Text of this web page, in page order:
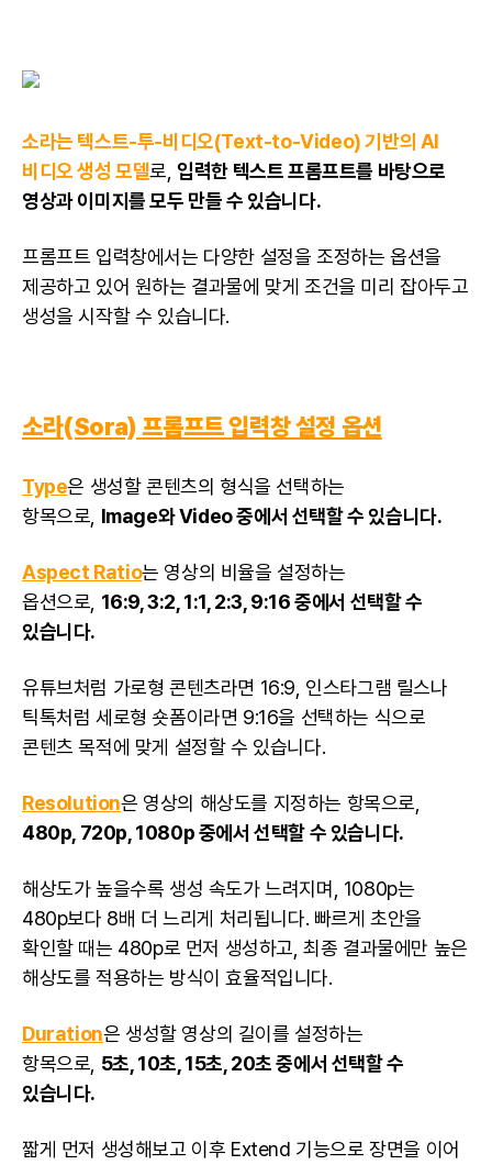
소라는 텍스트-투-비디오(Text-to-Video) 기반의 AI
비디오 생성 모델로,입력한 텍스트 프롬프트를 바탕으로
영상과 이미지를 모두 만들 수 있습니다.
프롬프트 입력창에서는 다양한 설정을 조정하는 옵션을
제공하고 있어 원하는 결과물에 맞게 조건을 미리 잡아두고
생성을 시작할 수 있습니다.
소라(Sora) 프롬프트 입력창 설정 옵션
Type은 생성할 콘텐츠의 형식을 선택하는
항목으로, Image와 Video 중에서 선택할 수 있습니다.
Aspect Ratio는 영상의 비율을 설정하는
옵션으로, 16:9, 3:2, 1:1, 2:3, 9:16 중에서 선택할 수
있습니다.
유튜브처럼 가로형 콘텐츠라면 16:9, 인스타그램 릴스나
틱톡처럼 세로형 숏폼이라면 9:16을 선택하는 식으로
콘텐츠 목적에 맞게 설정할 수 있습니다.
Resolution은 영상의 해상도를 지정하는 항목으로,
480p, 720p, 1080p 중에서 선택할 수 있습니다.
해상도가 높을수록 생성 속도가 느려지며, 1080p는
480p보다 8배 더 느리게 처리됩니다. 빠르게 초안을
확인할 때는 480p로 먼저 생성하고, 최종 결과물에만 높은
해상도를 적용하는 방식이 효율적입니다.
Duration은 생성할 영상의 길이를 설정하는
항목으로, 5초, 10초, 15초, 20초 중에서 선택할 수
있습니다.
짧게 먼저 생성해보고 이후 Extend 기능으로 장면을 이어